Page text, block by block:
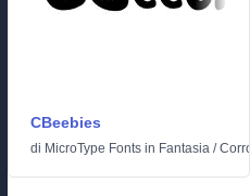
CBeebies
di MicroType Fonts in Fantasia /